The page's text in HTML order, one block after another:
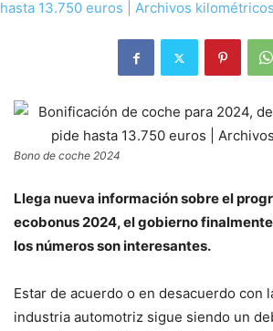
Bono de coche 2024
Llega nueva información sobre el
ecobonus 2024, el gobierno
los números son interesantes.
Estar de acuerdo o en desacuerdo con
industria automotriz sigue siendo un